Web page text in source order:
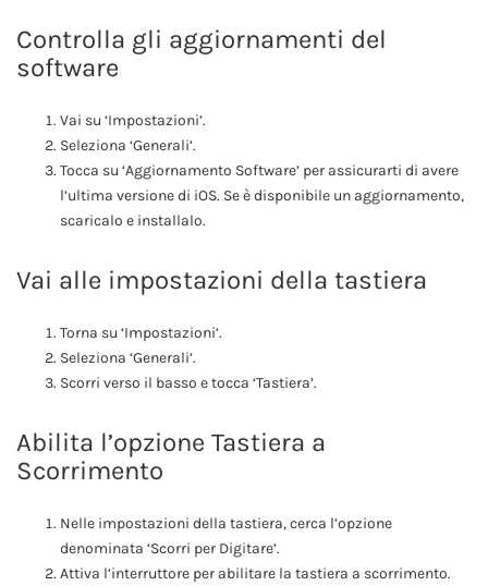
Controlla gli aggiornamenti del
software
Vai su ‘Impostazioni’.
Seleziona ‘Generali’.
Tocca su ‘Aggiornamento Software’ per assicurarti di avere
l’ultima versione di iOS. Se è disponibile un aggiornamento,
scaricalo e installalo.
Vai alle impostazioni della tastiera
Torna su ‘Impostazioni’.
Seleziona ‘Generali’.
Scorri verso il basso e tocca ‘Tastiera’.
Abilita l’opzione Tastiera a
Scorrimento
Nelle impostazioni della tastiera, cerca l’opzione
denominata ‘Scorri per Digitare’.
Attiva l’interruttore per abilitare la tastiera a scorrimento.